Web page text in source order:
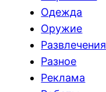
Одежда
Оружие
Развлечения
Разное
Реклама